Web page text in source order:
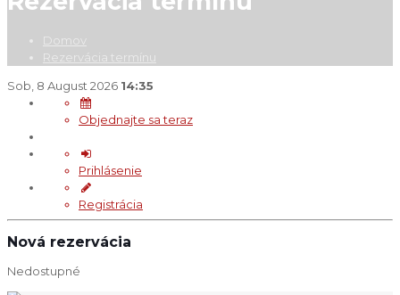
Domov
Rezervácia termínu
Sob, 8 August 2026 14:35
Objednajte sa teraz
Prihlásenie
Registrácia
Nová rezervácia
Nedostupné